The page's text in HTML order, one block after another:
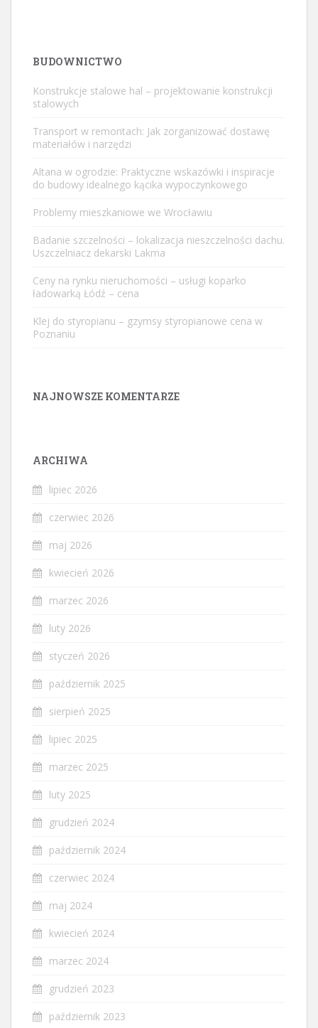
BUDOWNICTWO
Konstrukcje stalowe hal – projektowanie konstrukcji
stalowych
Transport w remontach: Jak zorganizować dostawę
materiałów i narzędzi
Altana w ogrodzie: Praktyczne wskazówki i inspiracje
do budowy idealnego kącika wypoczynkowego
Problemy mieszkaniowe we Wrocławiu
Badanie szczelności – lokalizacja nieszczelności dachu.
Uszczelniacz dekarski Lakma
Ceny na rynku nieruchomości – usługi koparko
ładowarką Łódź – cena
Klej do styropianu – gzymsy styropianowe cena w
Poznaniu
NAJNOWSZE KOMENTARZE
ARCHIWA
lipiec 2026
czerwiec 2026
maj 2026
kwiecień 2026
marzec 2026
luty 2026
styczeń 2026
październik 2025
sierpień 2025
lipiec 2025
marzec 2025
luty 2025
grudzień 2024
październik 2024
czerwiec 2024
maj 2024
kwiecień 2024
marzec 2024
grudzień 2023
październik 2023